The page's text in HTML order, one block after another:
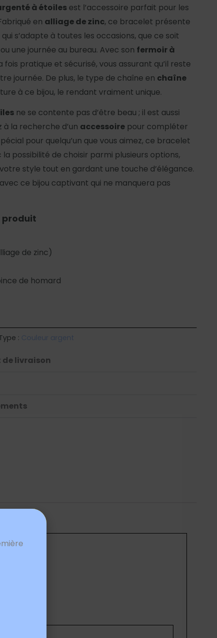
à étoiles est l’accessoire parfait pour les
en alliage de zinc, ce bracelet présente
s’adapte à toutes les occasions, que ce soit
une journée au bureau. Avec son fermoir à
fois pratique et sécurisé, vous assurant qu’il reste
journée. De plus, le type de chaîne en chaîne
à ce bijou, le rendant vraiment unique.
ne se contente pas d’être beau ; il est aussi
à la recherche d’un accessoire pour compléter
pour quelqu’un que vous aimez, ce bracelet
possibilité de choisir parmi plusieurs options,
style tout en gardant une touche d’élégance.
ce bijou captivant qui ne manquera pas
produit
de zinc)
de homard
: Couleur argent
livraison